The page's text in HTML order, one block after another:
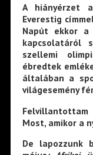
A hiányérzet
Everestig
Napút ekkor
kapcsolatáról
szellemi
ébredtek
általában a
világesemény
Most, amikor a
De lapozzunk